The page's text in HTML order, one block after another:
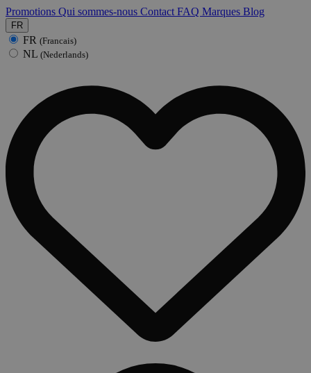
Promotions Qui sommes-nous Contact FAQ Marques Blog
FR
FR (Francais)
NL (Nederlands)